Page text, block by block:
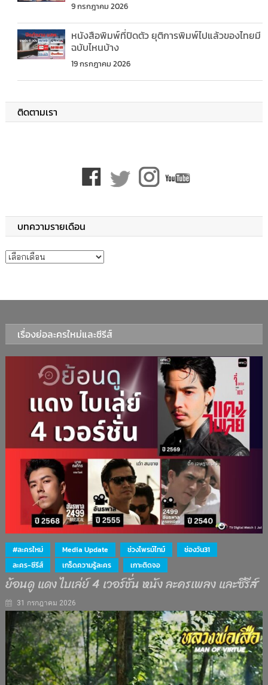
9 กรกฎาคม 2026
หนังสือพิมพ์ที่ปิดตัว ยุติการพิมพ์ไปแล้วของไทยมี
ฉบับไหนบ้าง
19 กรกฎาคม 2026
ติดตามเรา
บทความรายเดือน
บทความรายเดือน
เรื่องย่อละครใหม่และซีรีส์
#ละครใหม่ Media Update ช่วงไพรม์ไทม์
ช่องวัน31
ละคร-ซีรีส์
เกร็ดความรู้ละคร เกาะติดจอ
ย้อนดู แดง ไบเล่ย์ 4 เวอร์ชั่น หนัง ละครเพลง และซีรีส์
31 กรกฎาคม 2026